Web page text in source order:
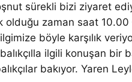
sürekli bizi ziyaret
olduğu zaman saat 10.00
böyle karşılık
ilgili konuşan bir
bakıyor. Yaren